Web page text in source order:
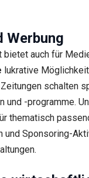
Werbung
bietet auch für
lukrative
schalten
und -programme.
thematisch
und Sponsoring-